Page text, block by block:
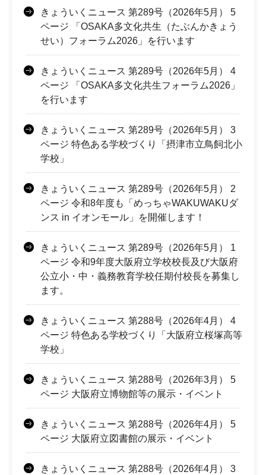
きょういくニュース 第289号（2026年5月） 5
ページ 「OSAKA多文化共生（たぶんかきょう
せい）フォーラム2026」を行います
きょういくニュース 第289号（2026年5月） 4
ページ 「OSAKA多文化共生フォーラム2026」
を行います
きょういくニュース 第289号（2026年5月） 3
ページ 特色ある学校づくり「摂津市立鳥飼北小
学校」
きょういくニュース 第289号（2026年5月） 2
ページ 令和8年度も「めっちゃWAKUWAKUダ
ンス in イオンモール」を開催します！
きょういくニュース 第289号（2026年5月） 1
ページ 令和9年度大阪府立学校校長及び大阪府
公立小・中・義務教育学校任期付校長を募集し
ます。
きょういくニュース 第288号（2026年4月） 4
ページ 特色ある学校づくり「大阪府立桜塚高等
学校」
きょういくニュース 第288号（2026年3月） 5
ページ 大阪府立博物館等の展示・イベント
きょういくニュース 第288号（2026年4月） 5
ページ 大阪府立図書館の展示・イベント
きょういくニュース 第288号（2026年4月） 3